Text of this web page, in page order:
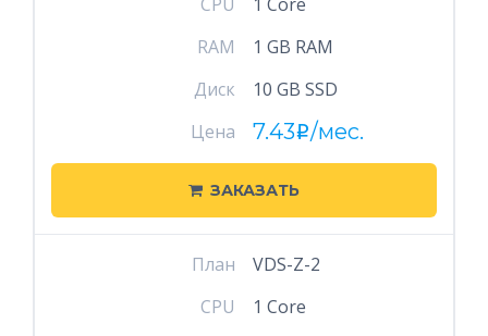
RAM
1 GB RAM
Диск
10 GB SSD
Цена
7.43i/мес.
ЗАКАЗАТЬ
План
VDS-Z-2
CPU
1 Core